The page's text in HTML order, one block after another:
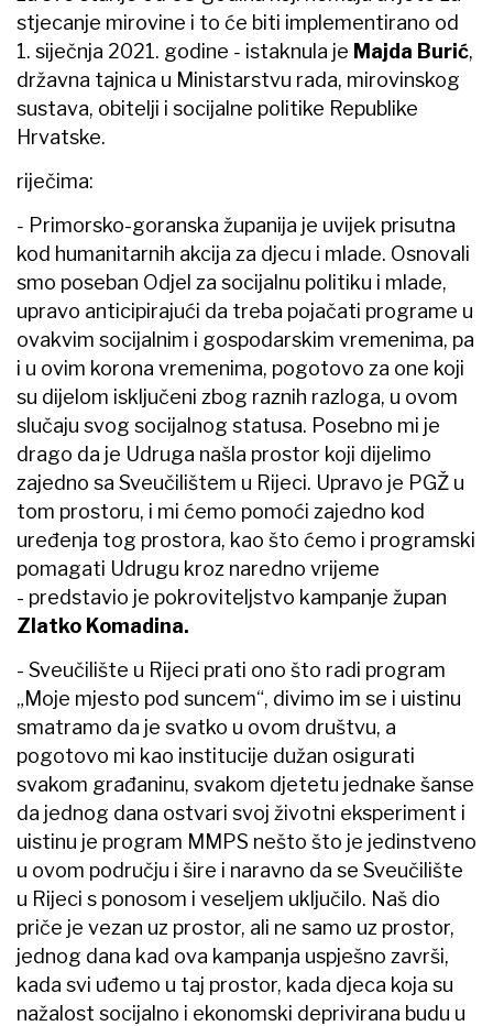
stjecanje mirovine i to će biti implementirano od
1. siječnja 2021. godine - istaknula je Majda Burić,
državna tajnica u Ministarstvu rada, mirovinskog
sustava, obitelji i socijalne politike Republike
Hrvatske.
riječima:
- Primorsko-goranska županija je uvijek prisutna
kod humanitarnih akcija za djecu i mlade. Osnovali
smo poseban Odjel za socijalnu politiku i mlade,
upravo anticipirajući da treba pojačati programe u
ovakvim socijalnim i gospodarskim vremenima, pa
i u ovim korona vremenima, pogotovo za one koji
su dijelom isključeni zbog raznih razloga, u ovom
slučaju svog socijalnog statusa. Posebno mi je
drago da je Udruga našla prostor koji dijelimo
zajedno sa Sveučilištem u Rijeci. Upravo je PGŽ u
tom prostoru, i mi ćemo pomoći zajedno kod
uređenja tog prostora, kao što ćemo i programski
pomagati Udrugu kroz naredno vrijeme
- predstavio je pokroviteljstvo kampanje župan
Zlatko Komadina.
- Sveučilište u Rijeci prati ono što radi program
„Moje mjesto pod suncem“, divimo im se i uistinu
smatramo da je svatko u ovom društvu, a
pogotovo mi kao institucije dužan osigurati
svakom građaninu, svakom djetetu jednake šanse
da jednog dana ostvari svoj životni eksperiment i
uistinu je program MMPS nešto što je jedinstveno
u ovom području i šire i naravno da se Sveučilište
u Rijeci s ponosom i veseljem uključilo. Naš dio
priče je vezan uz prostor, ali ne samo uz prostor,
jednog dana kad ova kampanja uspješno završi,
kada svi uđemo u taj prostor, kada djeca koja su
nažalost socijalno i ekonomski deprivirana budu u